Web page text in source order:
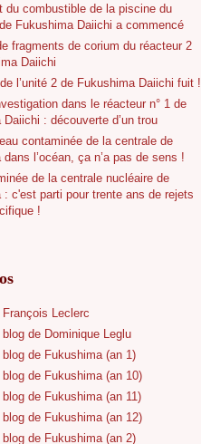
du combustible de la piscine du
Fukushima Daiichi a commencé
fragments de corium du réacteur 2
Daiichi
l’unité 2 de Fukushima Daiichi fuit !
dans le réacteur n° 1 de
Daiichi : découverte d’un trou
contaminée de la centrale de
l’océan, ça n’a pas de sens !
de la centrale nucléaire de
: c'est parti pour trente ans de rejets
!
Leclerc
de Dominique Leglu
de Fukushima (an 1)
de Fukushima (an 10)
de Fukushima (an 11)
de Fukushima (an 12)
de Fukushima (an 2)